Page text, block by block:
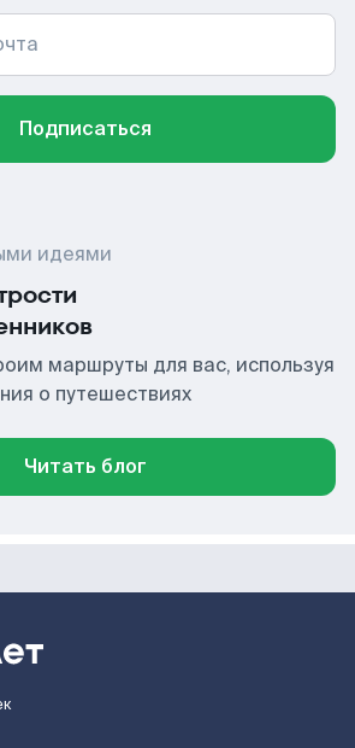
Подписаться
идеями
маршруты для вас, используя
о путешествиях
Читать блог